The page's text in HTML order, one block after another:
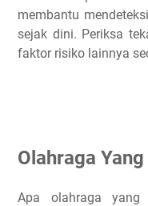
membantu
sejak dini. Periksa
faktor risiko lainnya
Olahraga
Apa olahraga yang